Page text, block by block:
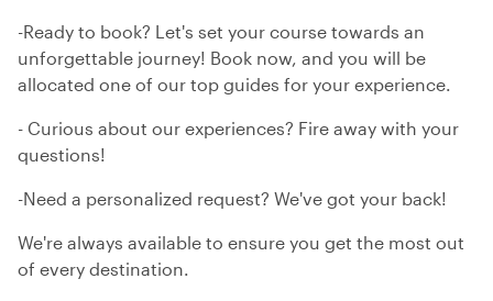
-Ready to book? Let's set your course towards an
unforgettable journey! Book now, and you will be
allocated one of our top guides for your experience.
- Curious about our experiences? Fire away with your
questions!
-Need a personalized request? We've got your back!
We're always available to ensure you get the most out
of every destination.